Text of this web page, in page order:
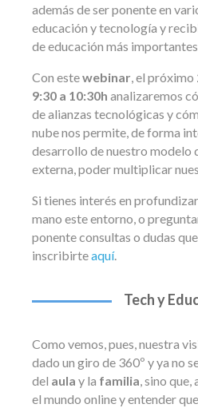
además de ser ponente en
educación y tecnología y
de educación más
Con estewebinar, el próximo
9:30 a 10:30h analizaremos
de alianzas tecnológicas y
nube nos permite, de forma
desarrollo de nuestro modelo
externa, poder multiplicar
Si tienes interés en
mano este entorno, o
ponente consultas o dudas
inscribirteaquí.
Tech y
Como vemos, pues, nuestra
dado un giro de 360º y ya no
del aula y la familia, sino que,
el mundo online y entender que